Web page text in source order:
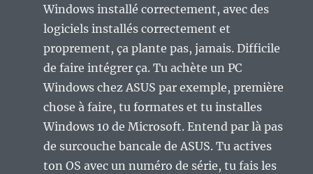
Windows installé correctement, avec des
logiciels installés correctement et
proprement, ça plante pas, jamais. Difficile
de faire intégrer ça. Tu achète un PC
Windows chez ASUS par exemple, première
chose à faire, tu formates et tu installes
Windows 10 de Microsoft. Entend par là pas
de surcouche bancale de ASUS. Tu actives
ton OS avec un numéro de série, tu fais les